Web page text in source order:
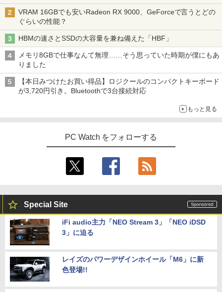
3
【ポイント最大28倍】 lenovo モニター
×1080 IPS 4ms 250nit リフレッシュレー
ト 100Hz HDMI VGA D-Sub チルト VES
A規格 67D5KAC6JP レノボ ディスプレ
イ 液晶モニター 【展示品特価】
￥8,980
【お買い物マラソ開催中！P最大31.5%還
パネル PU保護カバー付き 非光沢 1200:1
高コントラスト 超軽量 640g スピーカー
スマホ対応 MFP156T1F
5
【楽天1位!1,600円OFFクーポン 8/4 20:
00-8/11 01:59】Xiaomi Monitor A24i 20
26 ディスプレイ 1080P 23.8インチ 144
画面 TÜV認証 目にやさしい 調整可能な
スタンド VESA
ハヤブサ消防団 森へつづく道 [ 池井戸 潤
]
角川まんが学習シリーズ 日本の歴史
全16巻+別巻5冊定番セット [ 山本 博文
￥23,760
VRAM 16GBでも安いRadeon RX 9000、GeForceで言うとどの
ぐらいの性能？
HBMの速さとSSDの大容量を兼ね備えた「HBF」
メモリ8GBで仕事なんて無理……そう思っていた時期が僕にもあ
りました
【本日みつけたお買い得品】ロジクールのコンパクトキーボード
が3,720円引き。Bluetoothで3台接続対応
もっと見る
PC Watch をフォローする
Special Site
iFi audio主力「NEO Stream 3」「NEO iDSD
3」に迫る
レイズのパワーデザインホイール「M6」に新
色登場!!